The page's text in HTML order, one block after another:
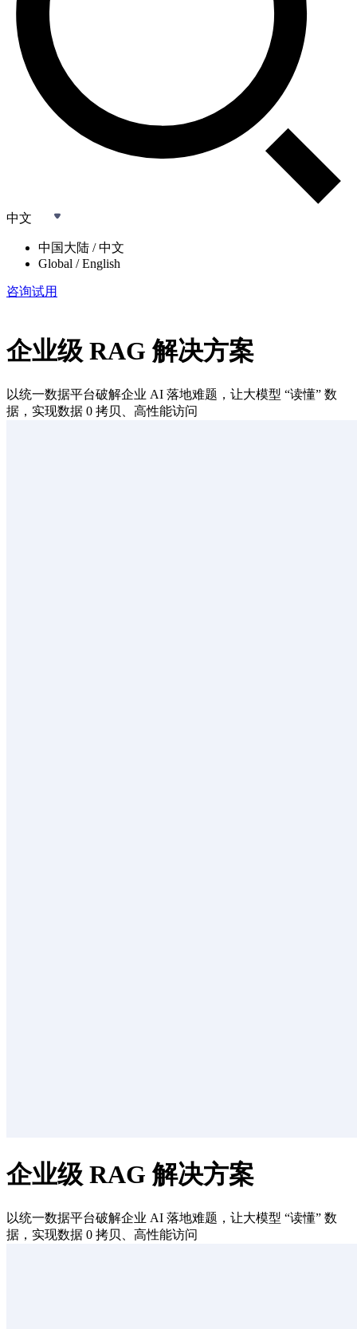
中文
中国大陆 / 中文
Global / English
咨询试用
企业级 RAG 解决方案
以统一数据平台破解企业 AI 落地难题，让大模型 “读懂” 数
据，实现数据 0 拷贝、高性能访问
企业级 RAG 解决方案
以统一数据平台破解企业 AI 落地难题，让大模型 “读懂” 数
据，实现数据 0 拷贝、高性能访问